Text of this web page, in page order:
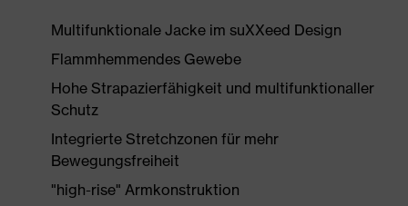
Multifunktionale Jacke im suXXeed Design
Flammhemmendes Gewebe
Hohe Strapazierfähigkeit und multifunktionaller
Schutz
Integrierte Stretchzonen für mehr
Bewegungsfreiheit
"high-rise" Armkonstruktion